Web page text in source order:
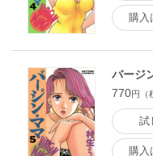
購入
バージ
770円（
試
購入